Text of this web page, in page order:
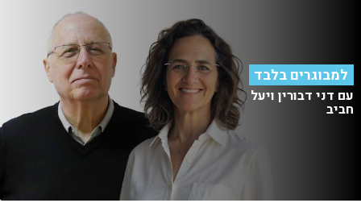
למבוגרים בלבד
עם דני דבורין ויעל
חביב